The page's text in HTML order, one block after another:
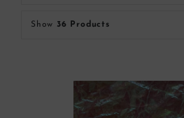
Show 36 Products